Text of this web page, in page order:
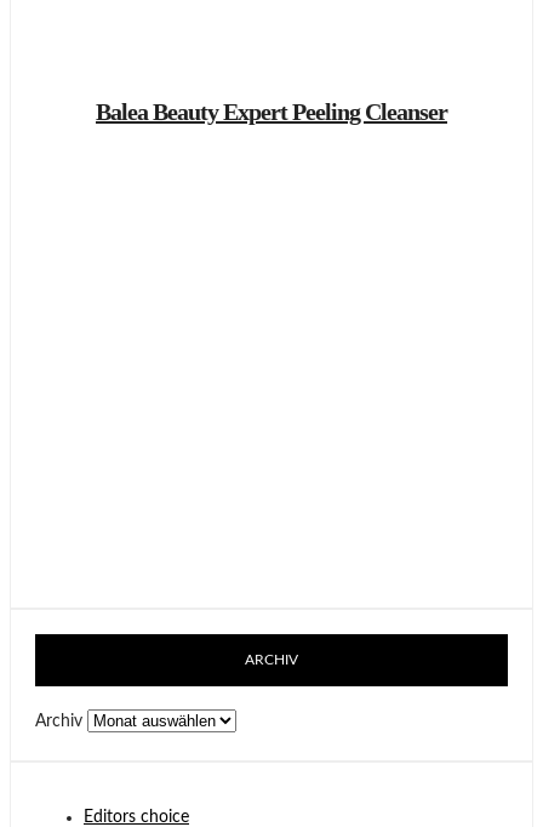
Balea Beauty Expert Peeling Cleanser
ARCHIV
Archiv
Editors choice